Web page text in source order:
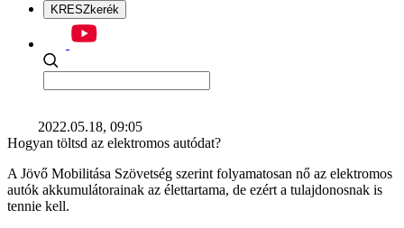
KRESZkerék
2022.05.18, 09:05
Hogyan töltsd az elektromos autódat?
A Jövő Mobilitása Szövetség szerint folyamatosan nő az elektromos
autók akkumulátorainak az élettartama, de ezért a tulajdonosnak is
tennie kell.